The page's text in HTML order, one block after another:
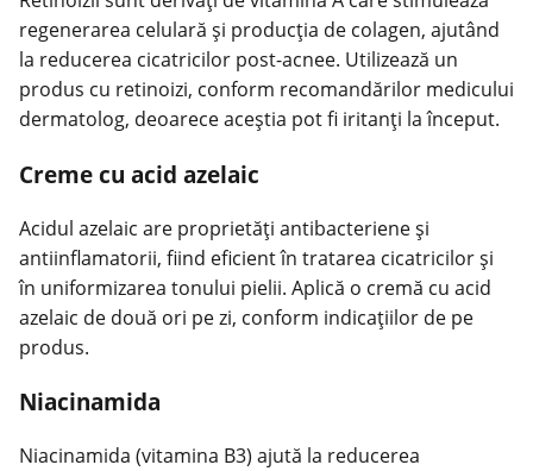
regenerarea celulară și producția de colagen, ajutând
la reducerea cicatricilor post-acnee. Utilizează un
produs cu retinoizi, conform recomandărilor medicului
dermatolog, deoarece aceștia pot fi iritanți la început.
Creme cu acid azelaic
Acidul azelaic are proprietăți antibacteriene și
antiinflamatorii, fiind eficient în tratarea cicatricilor și
în uniformizarea tonului pielii. Aplică o cremă cu acid
azelaic de două ori pe zi, conform indicațiilor de pe
produs.
Niacinamida
Niacinamida (vitamina B3) ajută la reducerea